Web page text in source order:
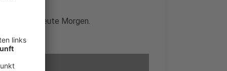
heute Morgen.